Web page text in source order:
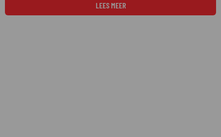
LEES MEER